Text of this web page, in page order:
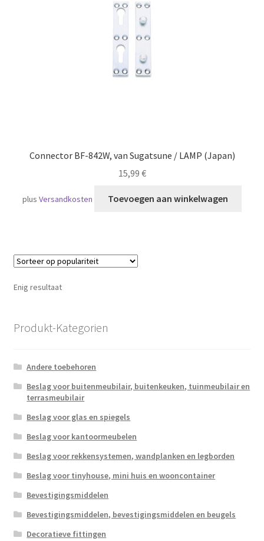
Connector BF-842W, van Sugatsune / LAMP (Japan)
15,99 €
plusVersandkosten Toevoegen aan winkelwagen
Enig resultaat
Produkt-Kategorien
Andere toebehoren
Beslag voor buitenmeubilair, buitenkeuken, tuinmeubilair en
terrasmeubilair
Beslag voor glas en spiegels
Beslag voor kantoormeubelen
Beslag voor rekkensystemen, wandplanken en legborden
Beslag voor tinyhouse, mini huis en wooncontainer
Bevestigingsmiddelen
Bevestigingsmiddelen, bevestigingsmiddelen en beugels
Decoratieve fittingen